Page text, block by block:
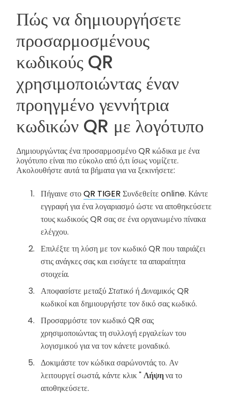
Πώς να δημιουργήσετε
προσαρμοσμένους
κωδικούς QR
χρησιμοποιώντας έναν
προηγμένο γεννήτρια
κωδικών QR με λογότυπο
Δημιουργώντας ένα προσαρμοσμένο QR κώδικα με ένα
λογότυπο είναι πιο εύκολο από ό,τι ίσως νομίζετε.
Ακολουθήστε αυτά τα βήματα για να ξεκινήσετε:
Πήγαινε στοQR TIGER Συνδεθείτε online. Κάντε
εγγραφή για ένα λογαριασμό ώστε να αποθηκεύσετε
τους κωδικούς QR σας σε ένα οργανωμένο πίνακα
ελέγχου.
Επιλέξτε τη λύση με τον κωδικό QR που ταιριάζει
στις ανάγκες σας και εισάγετε τα απαραίτητα
στοιχεία.
Αποφασίστε μεταξύΣτατικόήΔυναμικόςQR
κωδικοί και δημιουργήστε τον δικό σας κωδικό.
Προσαρμόστε τον κωδικό QR σας
χρησιμοποιώντας τη συλλογή εργαλείων του
λογισμικού για να τον κάνετε μοναδικό.
Δοκιμάστε τον κώδικα σαρώνοντάς το. Αν
λειτουργεί σωστά, κάντε κλικ "Λήψηνα το
αποθηκεύσετε.